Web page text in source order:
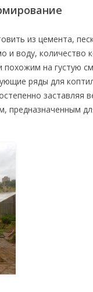
из цемента,
и воду, количество
на густую
ряды для
заставляя
предназначенным